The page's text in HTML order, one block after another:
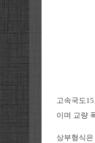
고속국도
이며 교량
상부형식